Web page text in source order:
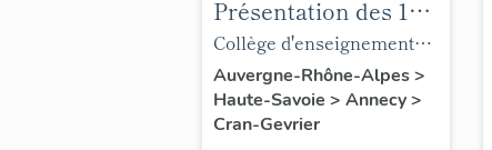
Présentation des 1%
du lycée Les
Carillons
Collège d'enseignement
technique, puis lycée
professionnel Les
Carillons, actuellement
Auvergne-Rhône-Alpes>
Haute-Savoie > Annecy>
Cran-Gevrier